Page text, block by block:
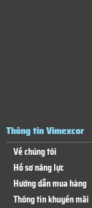
Thông tin Vimexcor
Về chúng tôi
Hồ sơ năng lực
Hướng dẫn mua hàng
Thông tin khuyến mãi